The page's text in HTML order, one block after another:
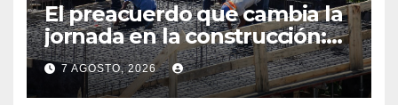
El preacuerdo que cambia la
jornada en la construcción:
menos horas, subas reales y
convenio hasta 2031
7 AGOSTO, 2026